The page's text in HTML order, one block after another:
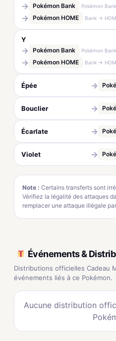
→ Pokémon Bank Pokémon Bank
→ Pokémon HOME Bank →
Y
→ Pokémon Bank Pokémon Bank
→ Pokémon HOME Bank →
Épée →
Bouclier →
Écarlate →
Violet →
Note : Certains transferts sont
Vérifiez la légalité des attaques
remplacer une attaque illégale
Événements &
Distributions officielles Cadeau
événements liés à ce Pokémon.
Aucune distribution